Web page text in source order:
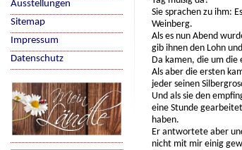
Sie sprachen zu ihm:
Weinberg.
Als es nun Abend
gib ihnen den Lohn
Da kamen, die um
Als aber die ersten
jeder seinen
Und als sie den
eine Stunde
haben.
Er antwortete aber
nicht mit mir einig
Ausstellungen
Sitemap
Impressum
Datenschutz